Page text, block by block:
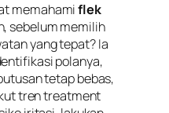
memahamiflek
sebelum memilih
yang tepat? Ia
polanya,
tetap bebas,
tren treatment